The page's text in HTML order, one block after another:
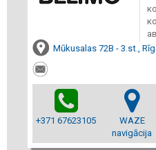
Mūkusalas 72B - 3.st.,
+371 67623105
WAZE
navigācija